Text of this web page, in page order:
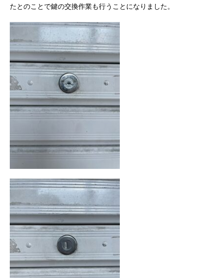
たとのことで鍵の交換作業も行うことになりました。